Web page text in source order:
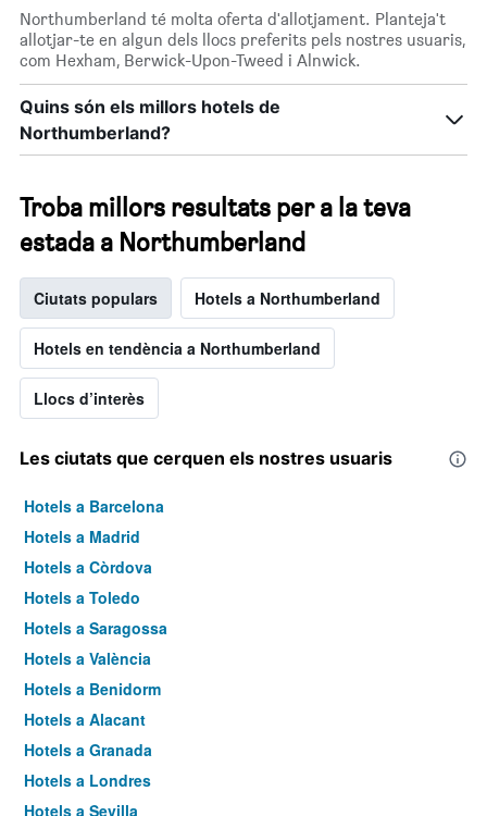
Northumberland té molta oferta d'allotjament. Planteja't
allotjar-te en algun dels llocs preferits pels nostres usuaris,
com Hexham, Berwick-Upon-Tweed i Alnwick.
Quins són els millors hotels de
Northumberland?
Troba millors resultats per a la teva
estada a Northumberland
Ciutats populars Hotels a Northumberland
Hotels en tendència a Northumberland
Llocs d’interès
Les ciutats que cerquen els nostres usuaris
Hotels a Barcelona
Hotels a Madrid
Hotels a Còrdova
Hotels a Toledo
Hotels a Saragossa
Hotels a València
Hotels a Benidorm
Hotels a Alacant
Hotels a Granada
Hotels a Londres
Hotels a Sevilla